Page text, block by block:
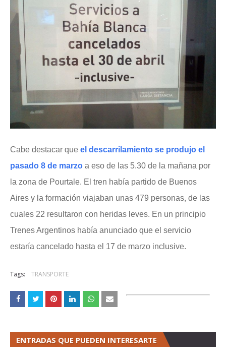
Cabe destacar que el descarrilamiento se produjo el
pasado 8 de marzo a eso de las 5.30 de la mañana por
la zona de Pourtale. El tren había partido de Buenos
Aires y la formación viajaban unas 479 personas, de las
cuales 22 resultaron con heridas leves. En un principio
Trenes Argentinos había anunciado que el servicio
estaría cancelado hasta el 17 de marzo inclusive.
Tags: TRANSPORTE
ENTRADAS QUE PUEDEN INTERESARTE